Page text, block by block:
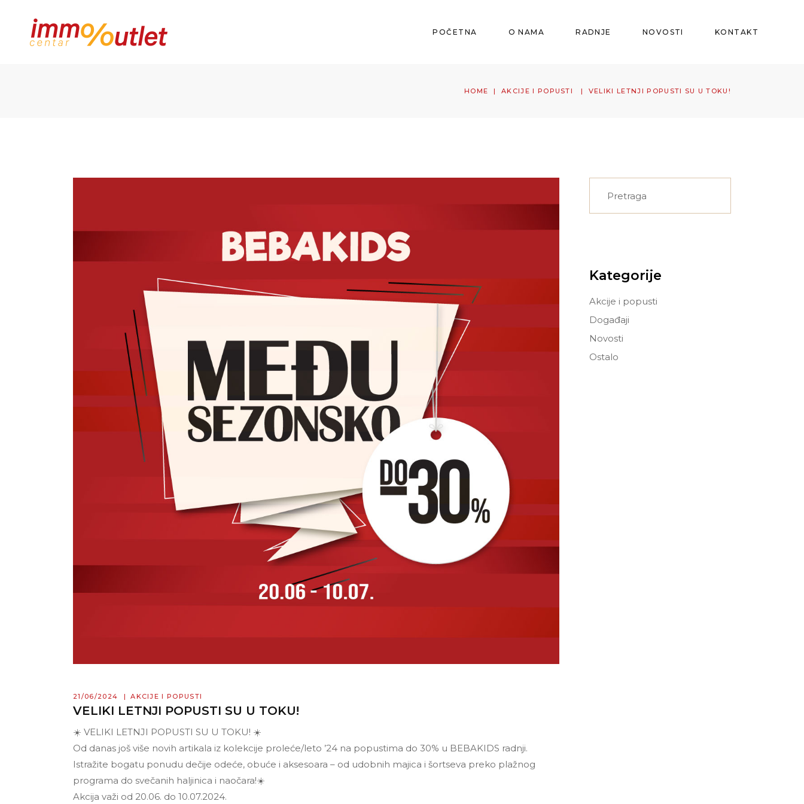
POČETNA O NAMA RADNJE NOVOSTI KONTAKT
HOME |AKCIJE I POPUSTI | VELIKI LETNJI POPUSTI SU U TOKU!
21/06/2024 AKCIJE I POPUSTI
VELIKI LETNJI POPUSTI SU U TOKU!
☀️ VELIKI LETNJI POPUSTI SU U TOKU! ☀️
Od danas još više novih artikala iz kolekcije proleće/leto ’24 na popustima do 30% u BEBAKIDS radnji.
Istražite bogatu ponudu dečije odeće, obuće i aksesoara – od udobnih majica i šortseva preko plažnog
programa do svečanih haljinica i naočara!☀️
Akcija važi od 20.06. do 10.07.2024.
Kategorije
Akcije i popusti
Događaji
Novosti
Ostalo